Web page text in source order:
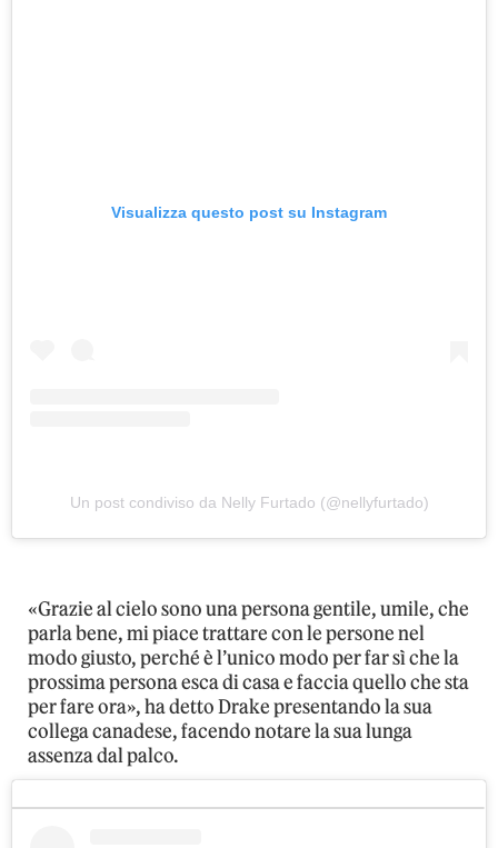
Visualizza questo post su Instagram
Un post condiviso da Nelly Furtado (@nellyfurtado)
«Grazie al cielo sono una persona gentile, umile, che
parla bene, mi piace trattare con le persone nel
modo giusto, perché è l’unico modo per far sì che la
prossima persona esca di casa e faccia quello che sta
per fare ora», ha detto Drake presentando la sua
collega canadese, facendo notare la sua lunga
assenza dal palco.